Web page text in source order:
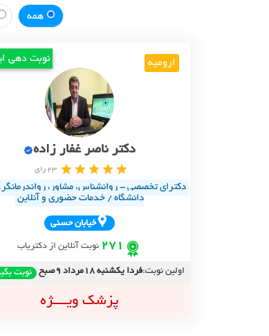
همه
ارومیه نوبت دهی
دکتر ناصر غفار زاده
23 رای
دکترای تخصصی - روانشناس، مشاور،
دانشگاه / خدمات حضوری و آنلاین
خيابان حسني
271 نوبت آنلاین از دکتریاب
اولین نوبت:فردا یکشنبه 18مرداد 9صبح نوبت
پزشک ویــــژه